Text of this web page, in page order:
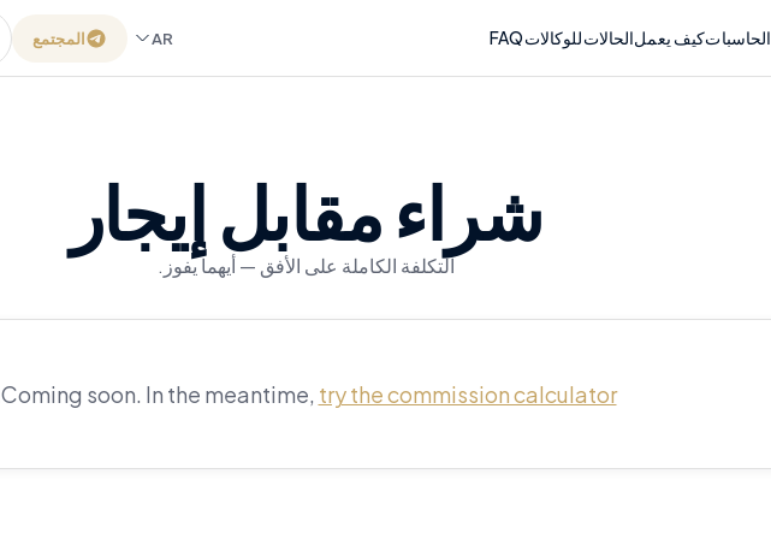
الحاسباتكيف يعملالحالاتللوكالاتFAQ
AR المجتمع
شراء مقابل إيجار
التكلفة الكاملة على الأفق — أيهما يفوز.
Coming soon. In the meantime, try the commission calculator